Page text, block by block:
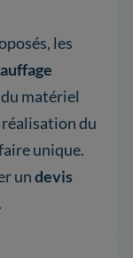
les
matériel
réalisation du
unique.
undevis